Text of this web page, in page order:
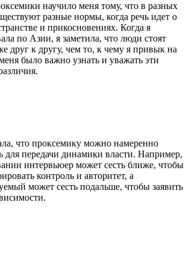
научило меня тому, что в разных
разные нормы, когда речь идет о
и прикосновениях. Когда я
по Азии, я заметила, что люди стоят
друг к другу, чем то, к чему я привык на
было важно узнать и уважать эти
что проксемику можно намеренно
для передачи динамики власти. Например,
интервьюер может сесть ближе, чтобы
контроль и авторитет, а
может сесть подальше, чтобы заявить